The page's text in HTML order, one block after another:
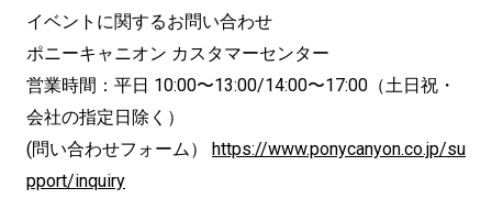
イベントに関するお問い合わせ
ポニーキャニオン カスタマーセンター
営業時間：平日 10:00〜13:00/14:00〜17:00（土日祝・
会社の指定日除く）
(問い合わせフォーム）
https://www.ponycanyon.co.jp/su
pport/inquiry